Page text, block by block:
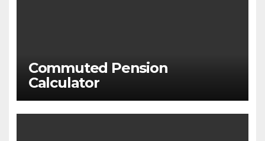
Commuted Pension
Calculator